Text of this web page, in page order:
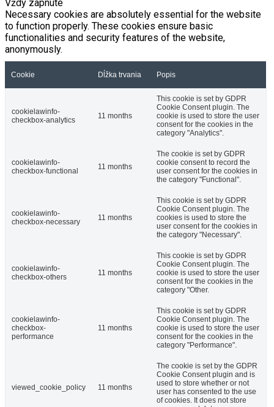
Vždy zapnuté
Necessary cookies are absolutely essential for the website
to function properly. These cookies ensure basic
functionalities and security features of the website,
anonymously.
Cookie Dĺžka trvania Popis
cookielawinfo-
checkbox-analytics
11 months
This cookie is set by GDPR
Cookie Consent plugin. The
cookie is used to store the user
consent for the cookies in the
category "Analytics".
cookielawinfo-
checkbox-functional
11 months
The cookie is set by GDPR
cookie consent to record the
user consent for the cookies in
the category "Functional".
cookielawinfo-
checkbox-necessary
11 months
This cookie is set by GDPR
Cookie Consent plugin. The
cookies is used to store the
user consent for the cookies in
the category "Necessary".
cookielawinfo-
checkbox-others
11 months
This cookie is set by GDPR
Cookie Consent plugin. The
cookie is used to store the user
consent for the cookies in the
category "Other.
cookielawinfo-
checkbox-
performance
11 months
This cookie is set by GDPR
Cookie Consent plugin. The
cookie is used to store the user
consent for the cookies in the
category "Performance".
viewed_cookie_policy 11 months
The cookie is set by the GDPR
Cookie Consent plugin and is
used to store whether or not
user has consented to the use
of cookies. It does not store